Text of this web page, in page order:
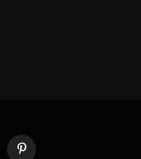
Pinterest